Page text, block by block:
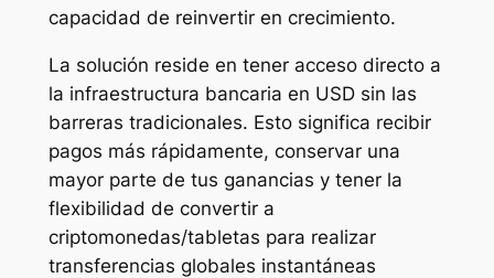
capacidad de reinvertir en crecimiento.
La solución reside en tener acceso directo a
la infraestructura bancaria en USD sin las
barreras tradicionales. Esto significa recibir
pagos más rápidamente, conservar una
mayor parte de tus ganancias y tener la
flexibilidad de convertir a
criptomonedas/tabletas para realizar
transferencias globales instantáneas